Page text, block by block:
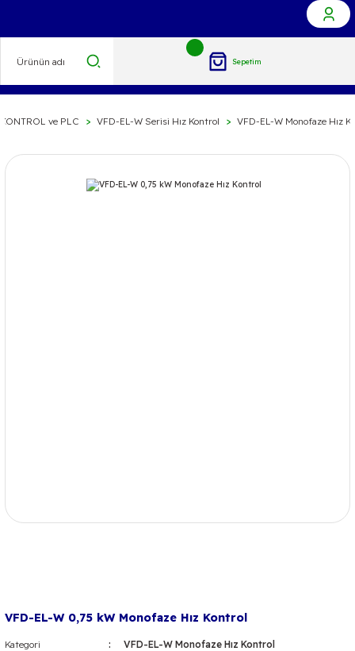
Sepetim
ve PLC VFD-EL-W Serisi Hız Kontrol VFD-EL-W Monofaze Hız
VFD-EL-W 0,75 kW Monofaze Hız Kontrol
Kategori
VFD-EL-W Monofaze Hız Kontrol